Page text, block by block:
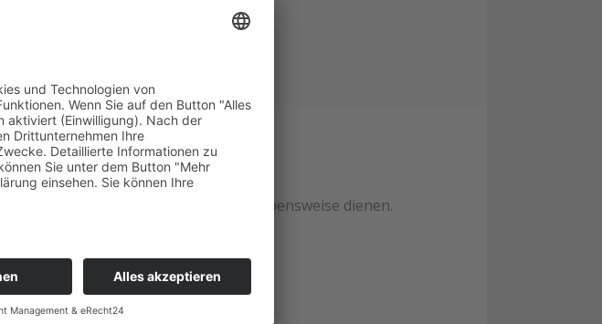
stillende Frauen nicht empfohlen.
Ernährung sowie gesunde Lebensweise dienen.